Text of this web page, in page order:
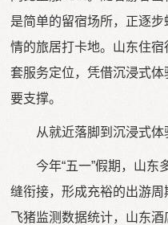
是简单的留宿场所，正逐
情的旅居打卡地。山东住
套服务定位，凭借沉浸式
要支撑。
从就近落脚到沉浸式体
今年“五一”假期，山
缝衔接，形成充裕的出游
飞猪监测数据统计，山东酒